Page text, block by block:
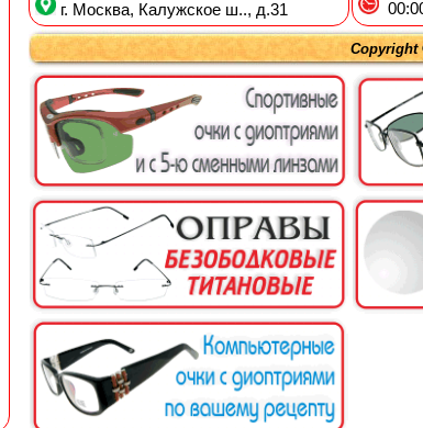
г. Москва, Калужское ш.., д.31
Copyright